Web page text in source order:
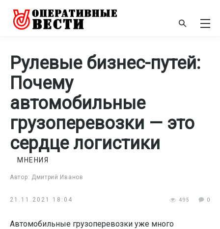
Рулевые бизнес-путей:
Почему
автомобильные
грузоперевозки — это
сердце логистики
Автор: Дмитрий Иванов
МНЕНИЯ
21.11.2021 18:04 495 0
Автомобильные грузоперевозки уже много